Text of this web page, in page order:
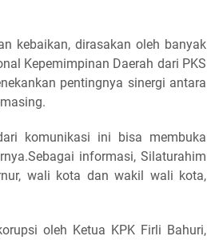
kebaikan, dirasakan oleh banyak
Kepemimpinan Daerah dari PKS
pentingnya sinergi antara
komunikasi ini bisa membuka
informasi, Silaturahim
wali kota dan wakil wali kota,
oleh Ketua KPK Firli Bahuri,